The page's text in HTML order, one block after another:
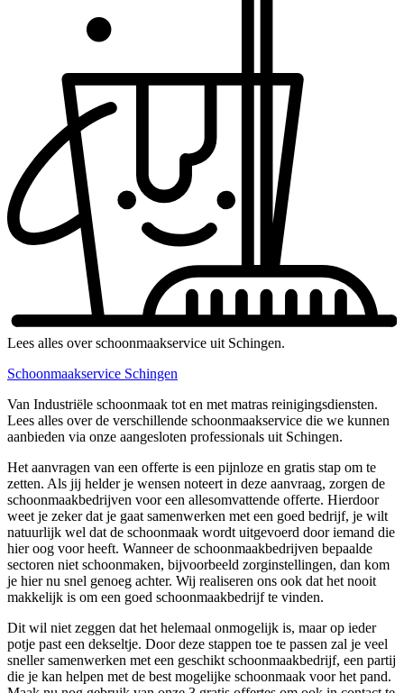
Lees alles over schoonmaakservice uit Schingen.
Schoonmaakservice Schingen
Van Industriële schoonmaak tot en met matras reinigingsdiensten.
Lees alles over de verschillende schoonmaakservice die we kunnen
aanbieden via onze aangesloten professionals uit Schingen.
Het aanvragen van een offerte is een pijnloze en gratis stap om te
zetten. Als jij helder je wensen noteert in deze aanvraag, zorgen de
schoonmaakbedrijven voor een allesomvattende offerte. Hierdoor
weet je zeker dat je gaat samenwerken met een goed bedrijf, je wilt
natuurlijk wel dat de schoonmaak wordt uitgevoerd door iemand die
hier oog voor heeft. Wanneer de schoonmaakbedrijven bepaalde
sectoren niet schoonmaken, bijvoorbeeld zorginstellingen, dan kom
je hier nu snel genoeg achter. Wij realiseren ons ook dat het nooit
makkelijk is om een goed schoonmaakbedrijf te vinden.
Dit wil niet zeggen dat het helemaal onmogelijk is, maar op ieder
potje past een dekseltje. Door deze stappen toe te passen zal je veel
sneller samenwerken met een geschikt schoonmaakbedrijf, een partij
die je kan helpen met de best mogelijke schoonmaak voor het pand.